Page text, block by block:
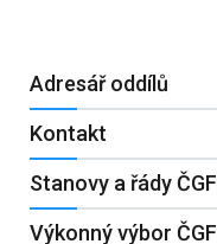
Adresář oddílů
Kontakt
Stanovy a řády ČGF
Výkonný výbor ČGF